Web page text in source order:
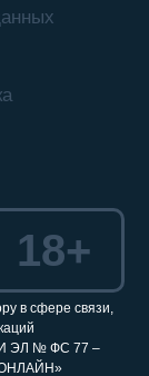
в сфере связи,
ЭЛ № ФС 77 –
ОНЛАЙН»
18+